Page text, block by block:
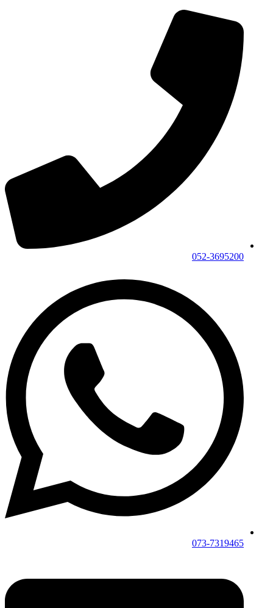
052-3695200
073-7319465